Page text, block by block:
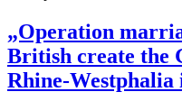
„Operation
British create the
Rhine-Westphalia